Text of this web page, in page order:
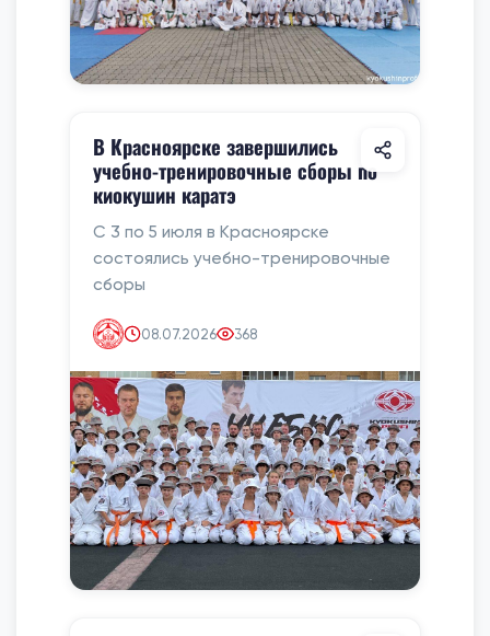
В Красноярске завершились
учебно-тренировочные сборы по
киокушин каратэ
С 3 по 5 июля в Красноярске
состоялись учебно-тренировочные
сборы
08.07.2026 368